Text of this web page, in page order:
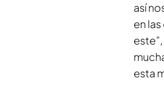
así
en
esta